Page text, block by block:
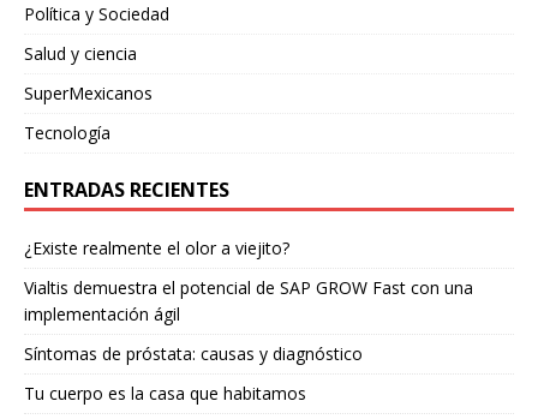
Política y Sociedad
Salud y ciencia
SuperMexicanos
Tecnología
ENTRADAS RECIENTES
¿Existe realmente el olor a viejito?
Vialtis demuestra el potencial de SAP GROW Fast con una
implementación ágil
Síntomas de próstata: causas y diagnóstico
Tu cuerpo es la casa que habitamos